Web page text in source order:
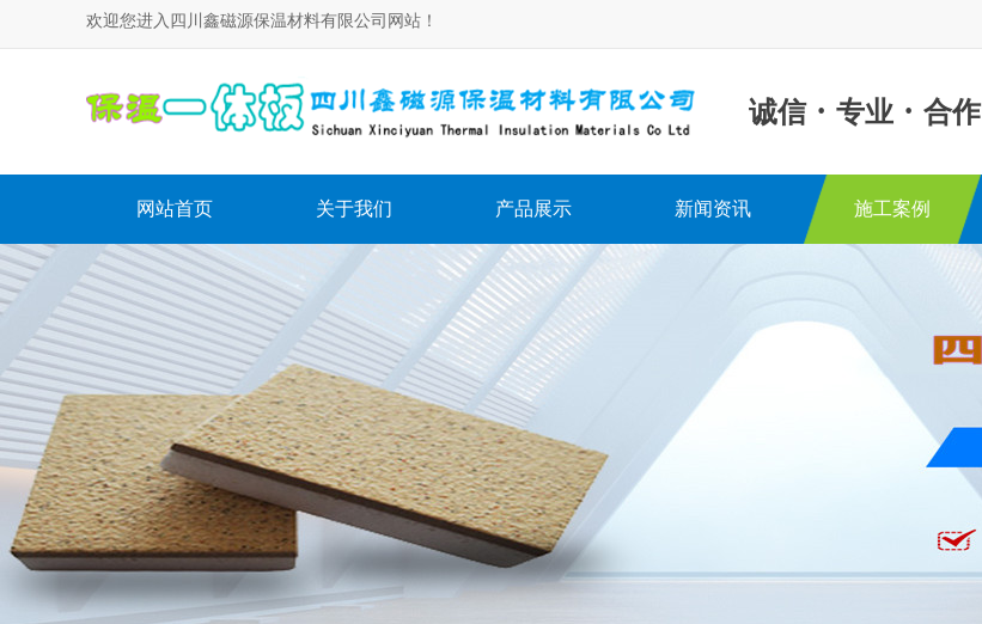
欢迎您进入四川鑫磁源保温材料有限公司网站！
诚信 · 专业 · 合作
网站首页 关于我们 产品展示 新闻资讯 施工案例